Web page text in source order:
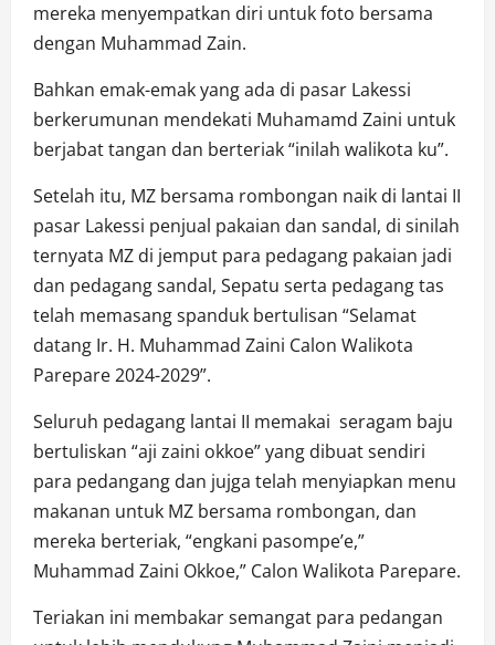
mereka menyempatkan diri untuk foto bersama
dengan Muhammad Zain.
Bahkan emak-emak yang ada di pasar Lakessi
berkerumunan mendekati Muhamamd Zaini untuk
berjabat tangan dan berteriak “inilah walikota ku”.
Setelah itu, MZ bersama rombongan naik di lantai II
pasar Lakessi penjual pakaian dan sandal, di sinilah
ternyata MZ di jemput para pedagang pakaian jadi
dan pedagang sandal, Sepatu serta pedagang tas
telah memasang spanduk bertulisan “Selamat
datang Ir. H. Muhammad Zaini Calon Walikota
Parepare 2024-2029”.
Seluruh pedagang lantai II memakai seragam baju
bertuliskan “aji zaini okkoe” yang dibuat sendiri
para pedangang dan jujga telah menyiapkan menu
makanan untuk MZ bersama rombongan, dan
mereka berteriak, “engkani pasompe’e,”
Muhammad Zaini Okkoe,” Calon Walikota Parepare.
Teriakan ini membakar semangat para pedangan